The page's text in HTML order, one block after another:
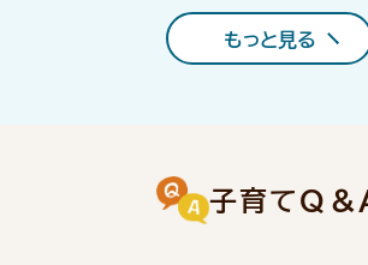
もっと見る
子育てQ＆